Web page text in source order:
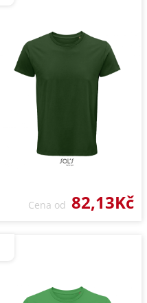
Cena od 82,13Kč